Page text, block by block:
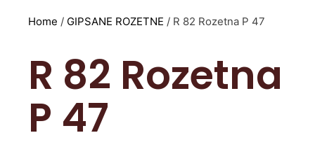
Home / GIPSANE ROZETNE / R 82 Rozetna P 47
R 82 Rozetna
P 47